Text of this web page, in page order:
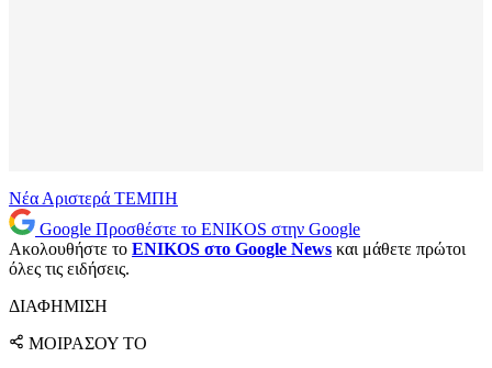
Νέα Αριστερά ΤΕΜΠΗ
Google Προσθέστε το ENIKOS στην Google
Ακολουθήστε το ENIKOS στο Google News και μάθετε πρώτοι
όλες τις ειδήσεις.
ΔΙΑΦΗΜΙΣΗ
ΜΟΙΡΑΣΟΥ ΤΟ